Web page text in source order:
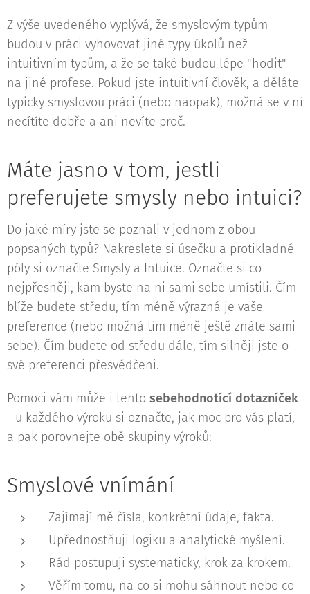
Z výše uvedeného vyplývá, že smyslovým typům
budou v práci vyhovovat jiné typy úkolů než
intuitivním typům, a že se také budou lépe "hodit"
na jiné profese. Pokud jste intuitivní člověk, a děláte
typicky smyslovou práci (nebo naopak), možná se v ní
necítíte dobře a ani nevíte proč.
Máte jasno v tom, jestli
preferujete smysly nebo intuici?
Do jaké míry jste se poznali v jednom z obou
popsaných typů? Nakreslete si úsečku a protikladné
póly si označte Smysly a Intuice. Označte si co
nejpřesněji, kam byste na ni sami sebe umístili. Čím
blíže budete středu, tím méně výrazná je vaše
preference (nebo možná tím méně ještě znáte sami
sebe). Čím budete od středu dále, tím silněji jste o
své preferenci přesvědčeni.
Pomoci vám může i tento sebehodnotící dotazníček
- u každého výroku si označte, jak moc pro vás platí,
a pak porovnejte obě skupiny výroků:
Smyslové vnímání
Zajímají mě čísla, konkrétní údaje, fakta.
Upřednostňuji logiku a analytické myšlení.
Rád postupuji systematicky, krok za krokem.
Věřím tomu, na co si mohu sáhnout nebo co